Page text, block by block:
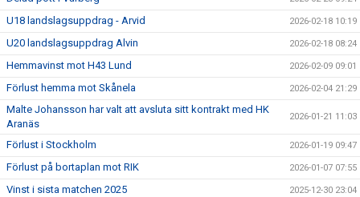
U18 landslagsuppdrag - Arvid 2026-02-18 10:19
U20 landslagsuppdrag Alvin 2026-02-18 08:24
Hemmavinst mot H43 Lund 2026-02-09 09:01
Förlust hemma mot Skånela 2026-02-04 21:29
Malte Johansson har valt att avsluta sitt kontrakt med HK
Aranäs
2026-01-21 11:03
Förlust i Stockholm 2026-01-19 09:47
Förlust på bortaplan mot RIK 2026-01-07 07:55
Vinst i sista matchen 2025 2025-12-30 23:04